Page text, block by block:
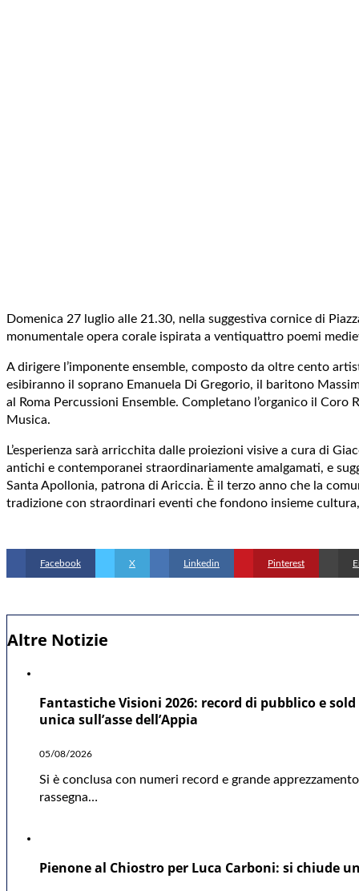
Altre Notizie
Fantastiche Visioni 2026: record di pubblico e
unica sull’asse dell’Appia
05/08/2026
Si è conclusa con numeri record e grande
rassegna…
Pienone al Chiostro per Luca Carboni: si chiude
Domenica 27 luglio alle 21.30, nella suggestiva cornice di
monumentale opera corale ispirata a ventiquattro poemi
A dirigere l’imponente ensemble, composto da oltre cento
esibiranno il soprano Emanuela Di Gregorio, il baritono
al Roma Percussioni Ensemble. Completano l’organico il
Musica.
L’esperienza sarà arricchita dalle proiezioni visive a cura di
antichi e contemporanei straordinariamente amalgamati, e
Santa Apollonia, patrona di Ariccia. È il terzo anno che la
tradizione con straordinari eventi che fondono insieme
Facebook X Linkedin Pinterest